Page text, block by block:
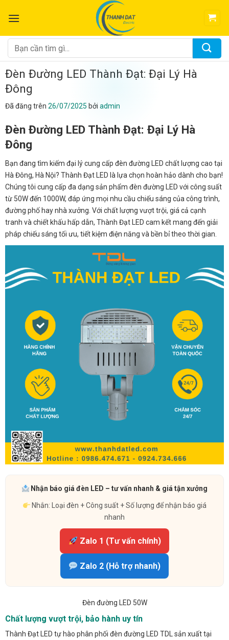
đến
dung
Tìm
kiếm:
Đèn Đường LED Thành Đạt: Đại Lý Hà
Đông
Đã đăng trên 26/07/2025 bởi admin
Đèn Đường LED Thành Đạt: Đại Lý Hà
Đông
Bạn đang tìm kiếm đại lý cung cấp đèn đường LED chất lượng cao tại
Hà Đông, Hà Nội? Thành Đạt LED là lựa chọn hoàn hảo dành cho bạn!
Chúng tôi cung cấp đa dạng sản phẩm đèn đường LED với công suất
từ 50W đến 1000W, đáp ứng mọi nhu cầu chiếu sáng của công trình,
đường phố hay nhà xưởng. Với chất lượng vượt trội, giá cả cạnh
tranh và chiết khấu hấp dẫn, Thành Đạt LED cam kết mang đến giải
pháp chiếu sáng tối ưu, tiết kiệm điện năng và bền bỉ theo thời gian.
Nhận báo giá đèn LED – tư vấn nhanh & giá tận xưởng
Nhắn: Loại đèn + Công suất + Số lượng để nhận báo giá
nhanh
Zalo 1 (Tư vấn chính)
Zalo 2 (Hỗ trợ nhanh)
Đèn đường LED 50W
Chất lượng vượt trội, bảo hành uy tín
Thành Đạt LED tự hào phân phối đèn đường LED TDL sản xuất tại